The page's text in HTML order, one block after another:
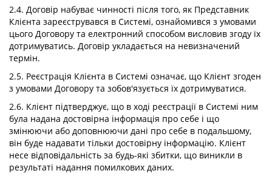
2.4. Договір набуває чинності після того, як Представник
Клієнта зареєструвався в Системі, ознайомився з умовами
цього Договору та електронний способом висловив згоду їх
дотримуватись. Договір укладається на невизначений
термін.
2.5. Реєстрація Клієнта в Системі означає, що Клієнт згоден
з умовами Договору та зобов'язується їх дотримуватися.
2.6. Клієнт підтверджує, що в ході реєстрації в Системі ним
була надана достовірна інформація про себе і що
змінюючи або доповнюючи дані про себе в подальшому,
він буде надавати тільки достовірну інформацію. Клієнт
несе відповідальність за будь-які збитки, що виникли в
результаті надання помилкових даних.